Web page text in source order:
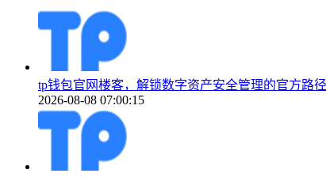
tp钱包官网楼客，解锁数字资产安全管理的官方路径
2026-08-08 07:00:15